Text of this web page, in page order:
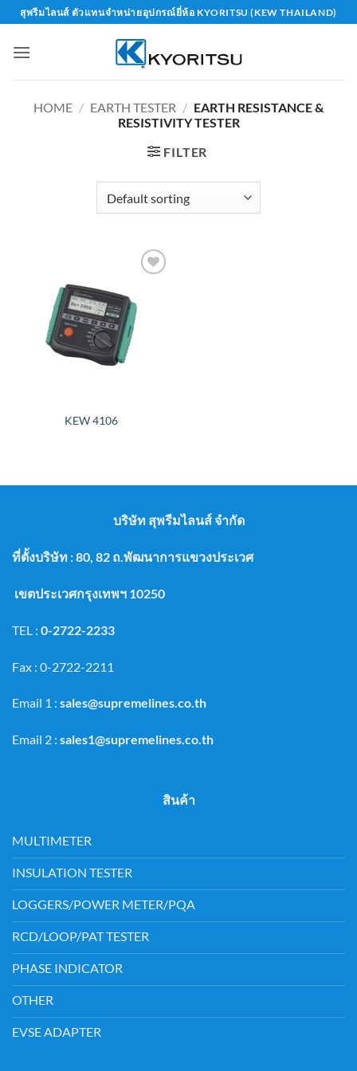
Skip
to
content
สุพรีมไลนส์ ตัวแทนจำหน่ายอุปกรณ์ยี่ห้อ KYORITSU (KEW THAILAND)
HOME / EARTH TESTER / EARTH RESISTANCE &
RESISTIVITY TESTER
FILTER
KEW 4106
บริษัท สุพรีมไลนส์ จำกัด
ที่ตั้งบริษัท : 80, 82 ถ.พัฒนาการแขวงประเวศ
เขตประเวศกรุงเทพฯ 10250
TEL : 0-2722-2233
Fax : 0-2722-2211
Email 1 : sales@supremelines.co.th
Email 2 : sales1@supremelines.co.th
สินค้า
MULTIMETER
INSULATION TESTER
LOGGERS/POWER METER/PQA
RCD/LOOP/PAT TESTER
PHASE INDICATOR
OTHER
EVSE ADAPTER